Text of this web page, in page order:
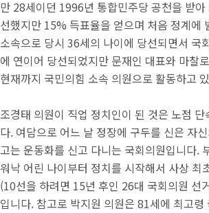
만 28세이던 1996년 통합민주당 공천을 받
선했지만 15% 득표율을 얻으며 처음 정계에
소속으로 당시 36세의 나이에 당선되면서
에 연이어 당선되었지만 문재인 대표와 마찰
현재까지 국민의힘 소속 의원으로 활동하고
조경태 의원이 직업 정치인이 된 것은 노점
다. 여담으로 어느 날 정장에 구두를 신은 자
고는 운동화를 신고 다니는 국회의원입니다.
워낙 어린 나이부터 정치를 시작해서 사상
(10선을 하려면 15년 후인 26대 국회의원 선
입니다. 참고로 박지원 의원은 81세에 최고